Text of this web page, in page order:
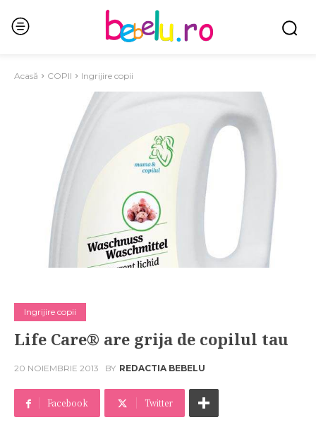
Acasă COPII Ingrijire copii
Ingrijire copii
Life Care® are grija de copilul tau
20 NOIEMBRIE 2013 BY REDACTIA BEBELU
Facebook Twitter